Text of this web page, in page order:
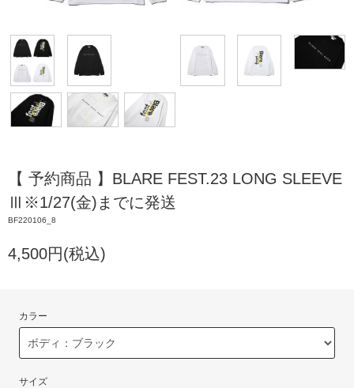
【 予約商品 】BLARE FEST.23 LONG SLEEVE
Ⅲ※1/27(金)までに発送
BF220106_8
4,500円(税込)
カラー
サイズ